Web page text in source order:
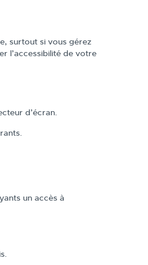
surtout si vous gérez
l’accessibilité de votre
d’écran.
un accès à